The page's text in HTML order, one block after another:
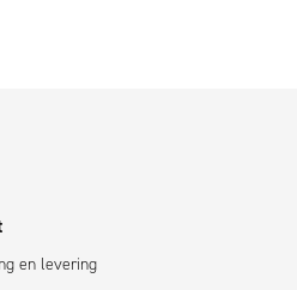
en levering